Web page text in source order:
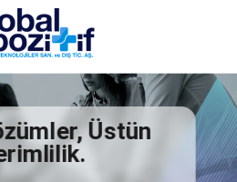
Üstün